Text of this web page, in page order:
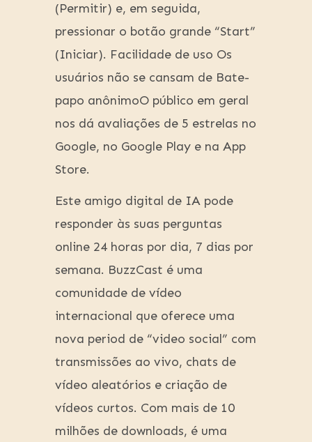
(Permitir) e, em seguida,
pressionar o botão grande “Start”
(Iniciar). Facilidade de uso Os
usuários não se cansam de Bate-
papo anônimoO público em geral
nos dá avaliações de 5 estrelas no
Google, no Google Play e na App
Store.
Este amigo digital de IA pode
responder às suas perguntas
online 24 horas por dia, 7 dias por
semana. BuzzCast é uma
comunidade de vídeo
internacional que oferece uma
nova period de “video social” com
transmissões ao vivo, chats de
vídeo aleatórios e criação de
vídeos curtos. Com mais de 10
milhões de downloads, é uma